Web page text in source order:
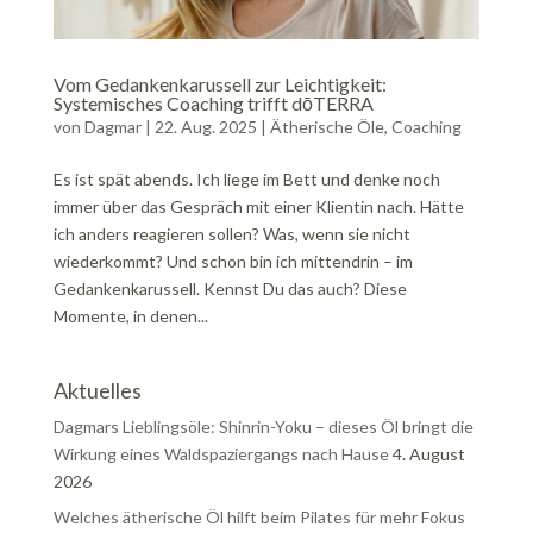
Vom Gedankenkarussell zur Leichtigkeit:
Systemisches Coaching trifft dōTERRA
von Dagmar| 22. Aug. 2025 | Ätherische Öle, Coaching
Es ist spät abends. Ich liege im Bett und denke noch
immer über das Gespräch mit einer Klientin nach. Hätte
ich anders reagieren sollen? Was, wenn sie nicht
wiederkommt? Und schon bin ich mittendrin – im
Gedankenkarussell. Kennst Du das auch? Diese
Momente, in denen...
Aktuelles
Dagmars Lieblingsöle: Shinrin-Yoku – dieses Öl bringt die
Wirkung eines Waldspaziergangs nach Hause4. August
2026
Welches ätherische Öl hilft beim Pilates für mehr Fokus